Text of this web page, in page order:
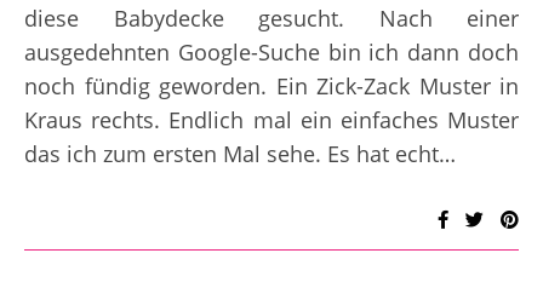
diese Babydecke gesucht. Nach einer
ausgedehnten Google-Suche bin ich dann doch
noch fündig geworden. Ein Zick-Zack Muster in
Kraus rechts. Endlich mal ein einfaches Muster
das ich zum ersten Mal sehe. Es hat echt…